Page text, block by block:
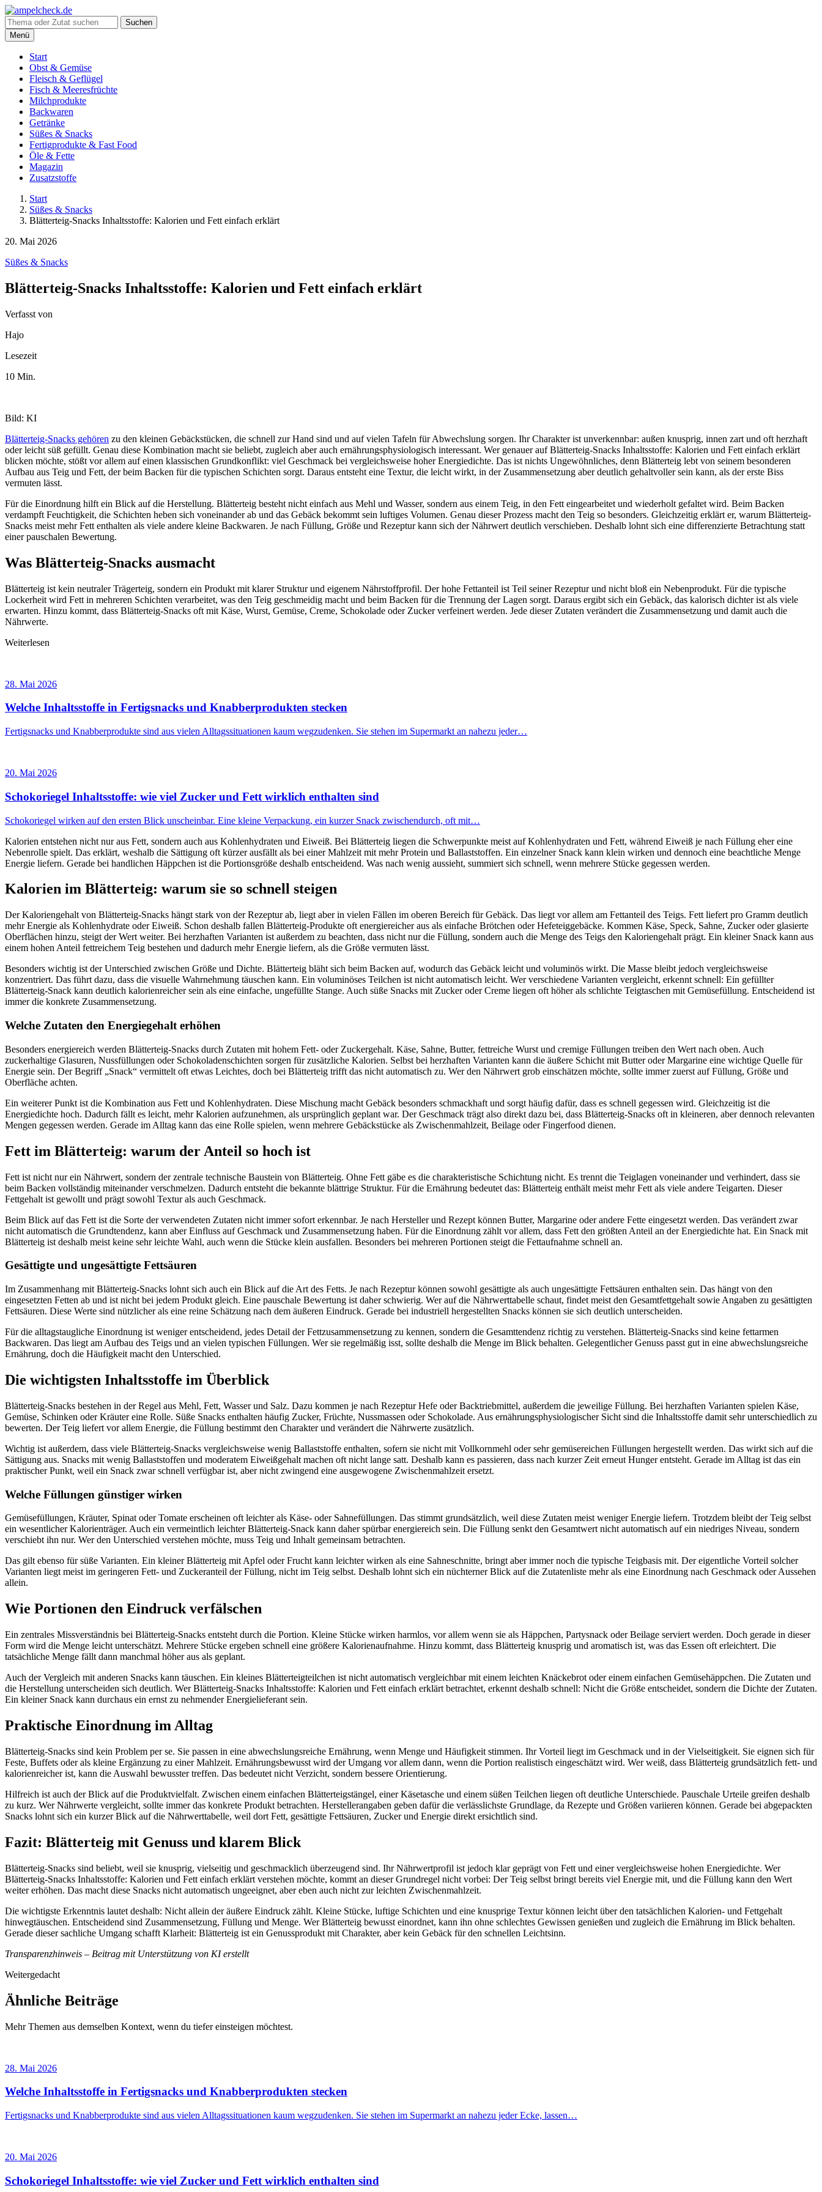
Suche
nach:
Suchen
Menü
Start
Obst & Gemüse
Fleisch & Geflügel
Fisch & Meeresfrüchte
Milchprodukte
Backwaren
Getränke
Süßes & Snacks
Fertigprodukte & Fast Food
Öle & Fette
Magazin
Zusatzstoffe
Start
Süßes & Snacks
Blätterteig-Snacks Inhaltsstoffe: Kalorien und Fett einfach erklärt
20. Mai 2026
Süßes & Snacks
Blätterteig-Snacks Inhaltsstoffe: Kalorien und Fett einfach erklärt
Verfasst von
Hajo
Lesezeit
10 Min.
Bild: KI
Blätterteig-Snacks gehören zu den kleinen Gebäckstücken, die schnell zur Hand sind und auf vielen Tafeln für Abwechslung sorgen. Ihr Charakter ist unverkennbar: außen knusprig, innen zart und oft herzhaft
oder leicht süß gefüllt. Genau diese Kombination macht sie beliebt, zugleich aber auch ernährungsphysiologisch interessant. Wer genauer auf Blätterteig-Snacks Inhaltsstoffe: Kalorien und Fett einfach erklärt
blicken möchte, stößt vor allem auf einen klassischen Grundkonflikt: viel Geschmack bei vergleichsweise hoher Energiedichte. Das ist nichts Ungewöhnliches, denn Blätterteig lebt von seinem besonderen
Aufbau aus Teig und Fett, der beim Backen für die typischen Schichten sorgt. Daraus entsteht eine Textur, die leicht wirkt, in der Zusammensetzung aber deutlich gehaltvoller sein kann, als der erste Biss
vermuten lässt.
Für die Einordnung hilft ein Blick auf die Herstellung. Blätterteig besteht nicht einfach aus Mehl und Wasser, sondern aus einem Teig, in den Fett eingearbeitet und wiederholt gefaltet wird. Beim Backen
verdampft Feuchtigkeit, die Schichten heben sich voneinander ab und das Gebäck bekommt sein luftiges Volumen. Genau dieser Prozess macht den Teig so besonders. Gleichzeitig erklärt er, warum Blätterteig-
Snacks meist mehr Fett enthalten als viele andere kleine Backwaren. Je nach Füllung, Größe und Rezeptur kann sich der Nährwert deutlich verschieben. Deshalb lohnt sich eine differenzierte Betrachtung statt
einer pauschalen Bewertung.
Was Blätterteig-Snacks ausmacht
Blätterteig ist kein neutraler Trägerteig, sondern ein Produkt mit klarer Struktur und eigenem Nährstoffprofil. Der hohe Fettanteil ist Teil seiner Rezeptur und nicht bloß ein Nebenprodukt. Für die typische
Lockerheit wird Fett in mehreren Schichten verarbeitet, was den Teig geschmeidig macht und beim Backen für die Trennung der Lagen sorgt. Daraus ergibt sich ein Gebäck, das kalorisch dichter ist als viele
erwarten. Hinzu kommt, dass Blätterteig-Snacks oft mit Käse, Wurst, Gemüse, Creme, Schokolade oder Zucker verfeinert werden. Jede dieser Zutaten verändert die Zusammensetzung und damit auch die
Nährwerte.
Weiterlesen
28. Mai 2026
Welche Inhaltsstoffe in Fertigsnacks und Knabberprodukten stecken
Fertigsnacks und Knabberprodukte sind aus vielen Alltagssituationen kaum wegzudenken. Sie stehen im Supermarkt an nahezu jeder…
20. Mai 2026
Schokoriegel Inhaltsstoffe: wie viel Zucker und Fett wirklich enthalten sind
Schokoriegel wirken auf den ersten Blick unscheinbar. Eine kleine Verpackung, ein kurzer Snack zwischendurch, oft mit…
Kalorien entstehen nicht nur aus Fett, sondern auch aus Kohlenhydraten und Eiweiß. Bei Blätterteig liegen die Schwerpunkte meist auf Kohlenhydraten und Fett, während Eiweiß je nach Füllung eher eine
Nebenrolle spielt. Das erklärt, weshalb die Sättigung oft kürzer ausfällt als bei einer Mahlzeit mit mehr Protein und Ballaststoffen. Ein einzelner Snack kann klein wirken und dennoch eine beachtliche Menge
Energie liefern. Gerade bei handlichen Häppchen ist die Portionsgröße deshalb entscheidend. Was nach wenig aussieht, summiert sich schnell, wenn mehrere Stücke gegessen werden.
Kalorien im Blätterteig: warum sie so schnell steigen
Der Kaloriengehalt von Blätterteig-Snacks hängt stark von der Rezeptur ab, liegt aber in vielen Fällen im oberen Bereich für Gebäck. Das liegt vor allem am Fettanteil des Teigs. Fett liefert pro Gramm deutlich
mehr Energie als Kohlenhydrate oder Eiweiß. Schon deshalb fallen Blätterteig-Produkte oft energiereicher aus als einfache Brötchen oder Hefeteiggebäcke. Kommen Käse, Speck, Sahne, Zucker oder glasierte
Oberflächen hinzu, steigt der Wert weiter. Bei herzhaften Varianten ist außerdem zu beachten, dass nicht nur die Füllung, sondern auch die Menge des Teigs den Kaloriengehalt prägt. Ein kleiner Snack kann aus
einem hohen Anteil fettreichem Teig bestehen und dadurch mehr Energie liefern, als die Größe vermuten lässt.
Besonders wichtig ist der Unterschied zwischen Größe und Dichte. Blätterteig bläht sich beim Backen auf, wodurch das Gebäck leicht und voluminös wirkt. Die Masse bleibt jedoch vergleichsweise
konzentriert. Das führt dazu, dass die visuelle Wahrnehmung täuschen kann. Ein voluminöses Teilchen ist nicht automatisch leicht. Wer verschiedene Varianten vergleicht, erkennt schnell: Ein gefüllter
Blätterteig-Snack kann deutlich kalorienreicher sein als eine einfache, ungefüllte Stange. Auch süße Snacks mit Zucker oder Creme liegen oft höher als schlichte Teigtaschen mit Gemüsefüllung. Entscheidend ist
immer die konkrete Zusammensetzung.
Welche Zutaten den Energiegehalt erhöhen
Besonders energiereich werden Blätterteig-Snacks durch Zutaten mit hohem Fett- oder Zuckergehalt. Käse, Sahne, Butter, fettreiche Wurst und cremige Füllungen treiben den Wert nach oben. Auch
zuckerhaltige Glasuren, Nussfüllungen oder Schokoladenschichten sorgen für zusätzliche Kalorien. Selbst bei herzhaften Varianten kann die äußere Schicht mit Butter oder Margarine eine wichtige Quelle für
Energie sein. Der Begriff „Snack“ vermittelt oft etwas Leichtes, doch bei Blätterteig trifft das nicht automatisch zu. Wer den Nährwert grob einschätzen möchte, sollte immer zuerst auf Füllung, Größe und
Oberfläche achten.
Ein weiterer Punkt ist die Kombination aus Fett und Kohlenhydraten. Diese Mischung macht Gebäck besonders schmackhaft und sorgt häufig dafür, dass es schnell gegessen wird. Gleichzeitig ist die
Energiedichte hoch. Dadurch fällt es leicht, mehr Kalorien aufzunehmen, als ursprünglich geplant war. Der Geschmack trägt also direkt dazu bei, dass Blätterteig-Snacks oft in kleineren, aber dennoch relevanten
Mengen gegessen werden. Gerade im Alltag kann das eine Rolle spielen, wenn mehrere Gebäckstücke als Zwischenmahlzeit, Beilage oder Fingerfood dienen.
Fett im Blätterteig: warum der Anteil so hoch ist
Fett ist nicht nur ein Nährwert, sondern der zentrale technische Baustein von Blätterteig. Ohne Fett gäbe es die charakteristische Schichtung nicht. Es trennt die Teiglagen voneinander und verhindert, dass sie
beim Backen vollständig miteinander verschmelzen. Dadurch entsteht die bekannte blättrige Struktur. Für die Ernährung bedeutet das: Blätterteig enthält meist mehr Fett als viele andere Teigarten. Dieser
Fettgehalt ist gewollt und prägt sowohl Textur als auch Geschmack.
Beim Blick auf das Fett ist die Sorte der verwendeten Zutaten nicht immer sofort erkennbar. Je nach Hersteller und Rezept können Butter, Margarine oder andere Fette eingesetzt werden. Das verändert zwar
nicht automatisch die Grundtendenz, kann aber Einfluss auf Geschmack und Zusammensetzung haben. Für die Einordnung zählt vor allem, dass Fett den größten Anteil an der Energiedichte hat. Ein Snack mit
Blätterteig ist deshalb meist keine sehr leichte Wahl, auch wenn die Stücke klein ausfallen. Besonders bei mehreren Portionen steigt die Fettaufnahme schnell an.
Gesättigte und ungesättigte Fettsäuren
Im Zusammenhang mit Blätterteig-Snacks lohnt sich auch ein Blick auf die Art des Fetts. Je nach Rezeptur können sowohl gesättigte als auch ungesättigte Fettsäuren enthalten sein. Das hängt von den
eingesetzten Fetten ab und ist nicht bei jedem Produkt gleich. Eine pauschale Bewertung ist daher schwierig. Wer auf die Nährwerttabelle schaut, findet meist den Gesamtfettgehalt sowie Angaben zu gesättigten
Fettsäuren. Diese Werte sind nützlicher als eine reine Schätzung nach dem äußeren Eindruck. Gerade bei industriell hergestellten Snacks können sie sich deutlich unterscheiden.
Für die alltagstaugliche Einordnung ist weniger entscheidend, jedes Detail der Fettzusammensetzung zu kennen, sondern die Gesamttendenz richtig zu verstehen. Blätterteig-Snacks sind keine fettarmen
Backwaren. Das liegt am Aufbau des Teigs und an vielen typischen Füllungen. Wer sie regelmäßig isst, sollte deshalb die Menge im Blick behalten. Gelegentlicher Genuss passt gut in eine abwechslungsreiche
Ernährung, doch die Häufigkeit macht den Unterschied.
Die wichtigsten Inhaltsstoffe im Überblick
Blätterteig-Snacks bestehen in der Regel aus Mehl, Fett, Wasser und Salz. Dazu kommen je nach Rezeptur Hefe oder Backtriebmittel, außerdem die jeweilige Füllung. Bei herzhaften Varianten spielen Käse,
Gemüse, Schinken oder Kräuter eine Rolle. Süße Snacks enthalten häufig Zucker, Früchte, Nussmassen oder Schokolade. Aus ernährungsphysiologischer Sicht sind die Inhaltsstoffe damit sehr unterschiedlich zu
bewerten. Der Teig liefert vor allem Energie, die Füllung bestimmt den Charakter und verändert die Nährwerte zusätzlich.
Wichtig ist außerdem, dass viele Blätterteig-Snacks vergleichsweise wenig Ballaststoffe enthalten, sofern sie nicht mit Vollkornmehl oder sehr gemüsereichen Füllungen hergestellt werden. Das wirkt sich auf die
Sättigung aus. Snacks mit wenig Ballaststoffen und moderatem Eiweißgehalt machen oft nicht lange satt. Deshalb kann es passieren, dass nach kurzer Zeit erneut Hunger entsteht. Gerade im Alltag ist das ein
praktischer Punkt, weil ein Snack zwar schnell verfügbar ist, aber nicht zwingend eine ausgewogene Zwischenmahlzeit ersetzt.
Welche Füllungen günstiger wirken
Gemüsefüllungen, Kräuter, Spinat oder Tomate erscheinen oft leichter als Käse- oder Sahnefüllungen. Das stimmt grundsätzlich, weil diese Zutaten meist weniger Energie liefern. Trotzdem bleibt der Teig selbst
ein wesentlicher Kalorienträger. Auch ein vermeintlich leichter Blätterteig-Snack kann daher spürbar energiereich sein. Die Füllung senkt den Gesamtwert nicht automatisch auf ein niedriges Niveau, sondern
verschiebt ihn nur. Wer den Unterschied verstehen möchte, muss Teig und Inhalt gemeinsam betrachten.
Das gilt ebenso für süße Varianten. Ein kleiner Blätterteig mit Apfel oder Frucht kann leichter wirken als eine Sahneschnitte, bringt aber immer noch die typische Teigbasis mit. Der eigentliche Vorteil solcher
Varianten liegt meist im geringeren Fett- und Zuckeranteil der Füllung, nicht im Teig selbst. Deshalb lohnt sich ein nüchterner Blick auf die Zutatenliste mehr als eine Einordnung nach Geschmack oder Aussehen
allein.
Wie Portionen den Eindruck verfälschen
Ein zentrales Missverständnis bei Blätterteig-Snacks entsteht durch die Portion. Kleine Stücke wirken harmlos, vor allem wenn sie als Häppchen, Partysnack oder Beilage serviert werden. Doch gerade in dieser
Form wird die Menge leicht unterschätzt. Mehrere Stücke ergeben schnell eine größere Kalorienaufnahme. Hinzu kommt, dass Blätterteig knusprig und aromatisch ist, was das Essen oft erleichtert. Die
tatsächliche Menge fällt dann manchmal höher aus als geplant.
Auch der Vergleich mit anderen Snacks kann täuschen. Ein kleines Blätterteigteilchen ist nicht automatisch vergleichbar mit einem leichten Knäckebrot oder einem einfachen Gemüsehäppchen. Die Zutaten und
die Herstellung unterscheiden sich deutlich. Wer Blätterteig-Snacks Inhaltsstoffe: Kalorien und Fett einfach erklärt betrachtet, erkennt deshalb schnell: Nicht die Größe entscheidet, sondern die Dichte der Zutaten.
Ein kleiner Snack kann durchaus ein ernst zu nehmender Energielieferant sein.
Praktische Einordnung im Alltag
Blätterteig-Snacks sind kein Problem per se. Sie passen in eine abwechslungsreiche Ernährung, wenn Menge und Häufigkeit stimmen. Ihr Vorteil liegt im Geschmack und in der Vielseitigkeit. Sie eignen sich für
Feste, Buffets oder als kleine Ergänzung zu einer Mahlzeit. Ernährungsbewusst wird der Umgang vor allem dann, wenn die Portion realistisch eingeschätzt wird. Wer weiß, dass Blätterteig grundsätzlich fett- und
kalorienreicher ist, kann die Auswahl bewusster treffen. Das bedeutet nicht Verzicht, sondern bessere Orientierung.
Hilfreich ist auch der Blick auf die Produktvielfalt. Zwischen einem einfachen Blätterteigstängel, einer Käsetasche und einem süßen Teilchen liegen oft deutliche Unterschiede. Pauschale Urteile greifen deshalb
zu kurz. Wer Nährwerte vergleicht, sollte immer das konkrete Produkt betrachten. Herstellerangaben geben dafür die verlässlichste Grundlage, da Rezepte und Größen variieren können. Gerade bei abgepackten
Snacks lohnt sich ein kurzer Blick auf die Nährwerttabelle, weil dort Fett, gesättigte Fettsäuren, Zucker und Energie direkt ersichtlich sind.
Fazit: Blätterteig mit Genuss und klarem Blick
Blätterteig-Snacks sind beliebt, weil sie knusprig, vielseitig und geschmacklich überzeugend sind. Ihr Nährwertprofil ist jedoch klar geprägt von Fett und einer vergleichsweise hohen Energiedichte. Wer
Blätterteig-Snacks Inhaltsstoffe: Kalorien und Fett einfach erklärt verstehen möchte, kommt an dieser Grundregel nicht vorbei: Der Teig selbst bringt bereits viel Energie mit, und die Füllung kann den Wert
weiter erhöhen. Das macht diese Snacks nicht automatisch ungeeignet, aber eben auch nicht zur leichten Zwischenmahlzeit.
Die wichtigste Erkenntnis lautet deshalb: Nicht allein der äußere Eindruck zählt. Kleine Stücke, luftige Schichten und eine knusprige Textur können leicht über den tatsächlichen Kalorien- und Fettgehalt
hinwegtäuschen. Entscheidend sind Zusammensetzung, Füllung und Menge. Wer Blätterteig bewusst einordnet, kann ihn ohne schlechtes Gewissen genießen und zugleich die Ernährung im Blick behalten.
Gerade dieser sachliche Umgang schafft Klarheit: Blätterteig ist ein Genussprodukt mit Charakter, aber kein Gebäck für den schnellen Leichtsinn.
Transparenzhinweis – Beitrag mit Unterstützung von KI erstellt
Weitergedacht
Ähnliche Beiträge
Mehr Themen aus demselben Kontext, wenn du tiefer einsteigen möchtest.
28. Mai 2026
Welche Inhaltsstoffe in Fertigsnacks und Knabberprodukten stecken
Fertigsnacks und Knabberprodukte sind aus vielen Alltagssituationen kaum wegzudenken. Sie stehen im Supermarkt an nahezu jeder Ecke, lassen…
20. Mai 2026
Schokoriegel Inhaltsstoffe: wie viel Zucker und Fett wirklich enthalten sind